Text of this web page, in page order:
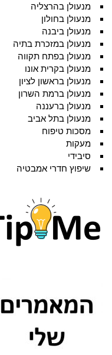
מנעולן בהרצליה
מנעולן בחולון
מנעולן ביבנה
מנעולן במזכרת בתיה
מנעולן בפתח תקווה
מנעולן בקרית אונו
מנעולן בראשון לציון
מנעולן ברמת השרון
מנעולן ברעננה
מנעולן בתל אביב
מסכות טיפוח
מעקות
סיבידי
שיפוץ חדרי אמבטיה